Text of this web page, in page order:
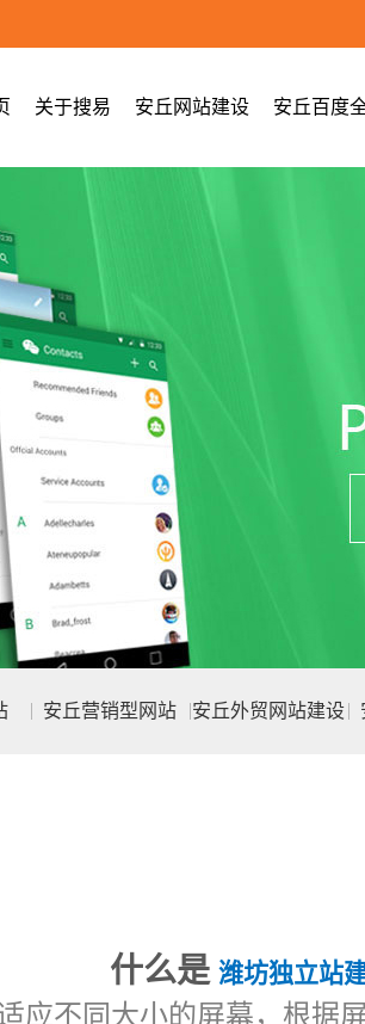
关于搜易 安丘网站建设 安丘百度
安丘营销型网站 安丘外贸网站建设
什么是 潍坊独立站
应不同大小的屏幕，根据